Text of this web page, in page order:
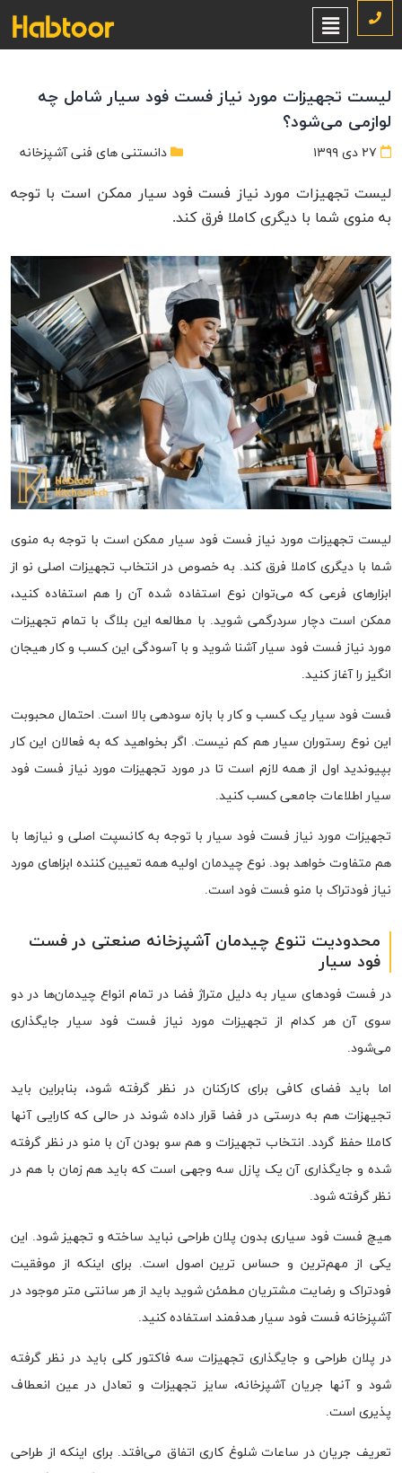
لیست تجهیزات مورد نیاز فست فود سیار شامل چه
لوازمی می‌شود؟
۲۷ دی ۱۳۹۹ دانستنی های فنی آشپزخانه
لیست تجهیزات مورد نیاز فست فود سیار ممکن است با توجه
به منوی شما با دیگری کاملا فرق کند.
لیست تجهیزات مورد نیاز فست فود سیار ممکن است با توجه به منوی
شما با دیگری کاملا فرق کند. به خصوص در انتخاب تجهیزات اصلی نو از
ابزارهای فرعی که می‌توان نوع استفاده شده آن را هم استفاده کنید،
ممکن است دچار سردرگمی شوید. با مطالعه این بلاگ با تمام تجهیزات
مورد نیاز فست فود سیار آشنا شوید و با آسودگی این کسب و کار هیجان
انگیز را آغاز کنید.
فست فود سیار یک کسب و کار با بازه سودهی بالا است. احتمال محبوبت
این نوع رستوران سیار هم کم نیست. اگر بخواهید که به فعالان این کار
بپیوندید اول از همه لازم است تا در مورد تجهیزات مورد نیاز فست فود
سیار اطلاعات جامعی کسب کنید.
تجهیزات مورد نیاز فست فود سیار با توجه به کانسپت اصلی و نیازها با
هم متفاوت خواهد بود. نوع چیدمان اولیه همه تعیین کننده ابزاهای مورد
نیاز فودتراک با منو فست فود است.
محدودیت تنوع چیدمان آشپزخانه صنعتی در فست
فود سیار
در فست فودهای سیار به دلیل متراژ فضا در تمام انواع چیدمان‌ها در دو
سوی آن هر کدام از تجهیزات مورد نیاز فست فود سیار جایگذاری
می‌شود.
اما باید فضای کافی برای کارکنان در نظر گرفته شود، بنابراین باید
تجیهزات هم به درستی در فضا قرار داده شوند در حالی که کارایی آنها
کاملا حفظ گردد. انتخاب تجهیزات و هم سو بودن آن با منو در نظر گرفته
شده و جایگذاری آن یک پازل سه وجهی است که باید هم زمان با هم در
نظر گرفته شود.
هیچ فست فود سیاری بدون پلان طراحی نباید ساخته و تجهیز شود. این
یکی از مهم‌ترین و حساس ترین اصول است. برای اینکه از موفقیت
فودتراک و رضایت مشتریان مطمئن شوید باید از هر سانتی متر موجود در
آشپزخانه فست فود سیار هدفمند استفاده کنید.
در پلان طراحی و جایگذاری تجهیزات سه فاکتور کلی باید در نظر گرفته
شود و آنها جریان آشپزخانه، سایز تجهیزات و تعادل در عین انعطاف
پذیری است.
تعریف جریان در ساعات شلوغ کاری اتفاق می‌افتد. برای اینکه از طراحی